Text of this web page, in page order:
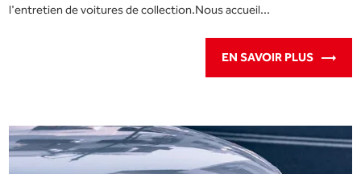
l'entretien de voitures de collection.Nous accueil...
EN SAVOIR PLUS